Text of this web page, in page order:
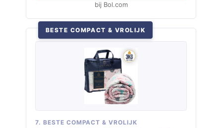
bij Bol.com
BESTE COMPACT & VROLIJK
7. BESTE COMPACT & VROLIJK